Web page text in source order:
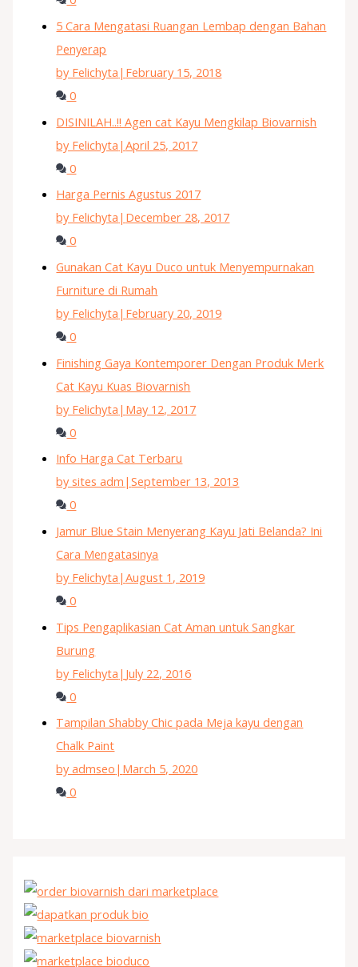
5 Cara Mengatasi Ruangan Lembap dengan Bahan
Penyerap
by Felichyta | February 15, 2018
0
DISINILAH..!! Agen cat Kayu Mengkilap Biovarnish
by Felichyta |April 25, 2017
0
Harga Pernis Agustus 2017
by Felichyta | December 28, 2017
0
Gunakan Cat Kayu Duco untuk Menyempurnakan
Furniture di Rumah
by Felichyta | February 20, 2019
0
Finishing Gaya Kontemporer Dengan Produk Merk
Cat Kayu Kuas Biovarnish
by Felichyta | May 12, 2017
0
Info Harga Cat Terbaru
by sites adm |September 13, 2013
0
Jamur Blue Stain Menyerang Kayu Jati Belanda? Ini
Cara Mengatasinya
by Felichyta |August 1, 2019
0
Tips Pengaplikasian Cat Aman untuk Sangkar
Burung
by Felichyta | July 22, 2016
0
Tampilan Shabby Chic pada Meja kayu dengan
Chalk Paint
by admseo | March 5, 2020
0